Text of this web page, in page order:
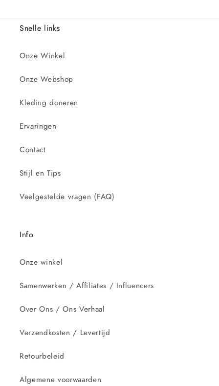
Snelle links
Onze Winkel
Onze Webshop
Kleding doneren
Ervaringen
Contact
Stijl en Tips
Veelgestelde vragen (FAQ)
Info
Onze winkel
Samenwerken / Affiliates / Influencers
Over Ons / Ons Verhaal
Verzendkosten / Levertijd
Retourbeleid
Algemene voorwaarden